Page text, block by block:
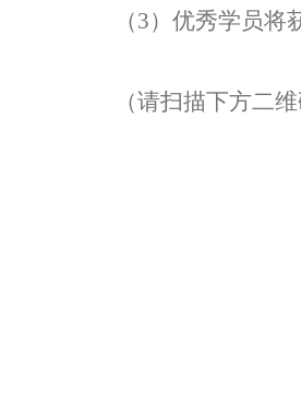
（3） 优秀学员将
（请扫描下方二